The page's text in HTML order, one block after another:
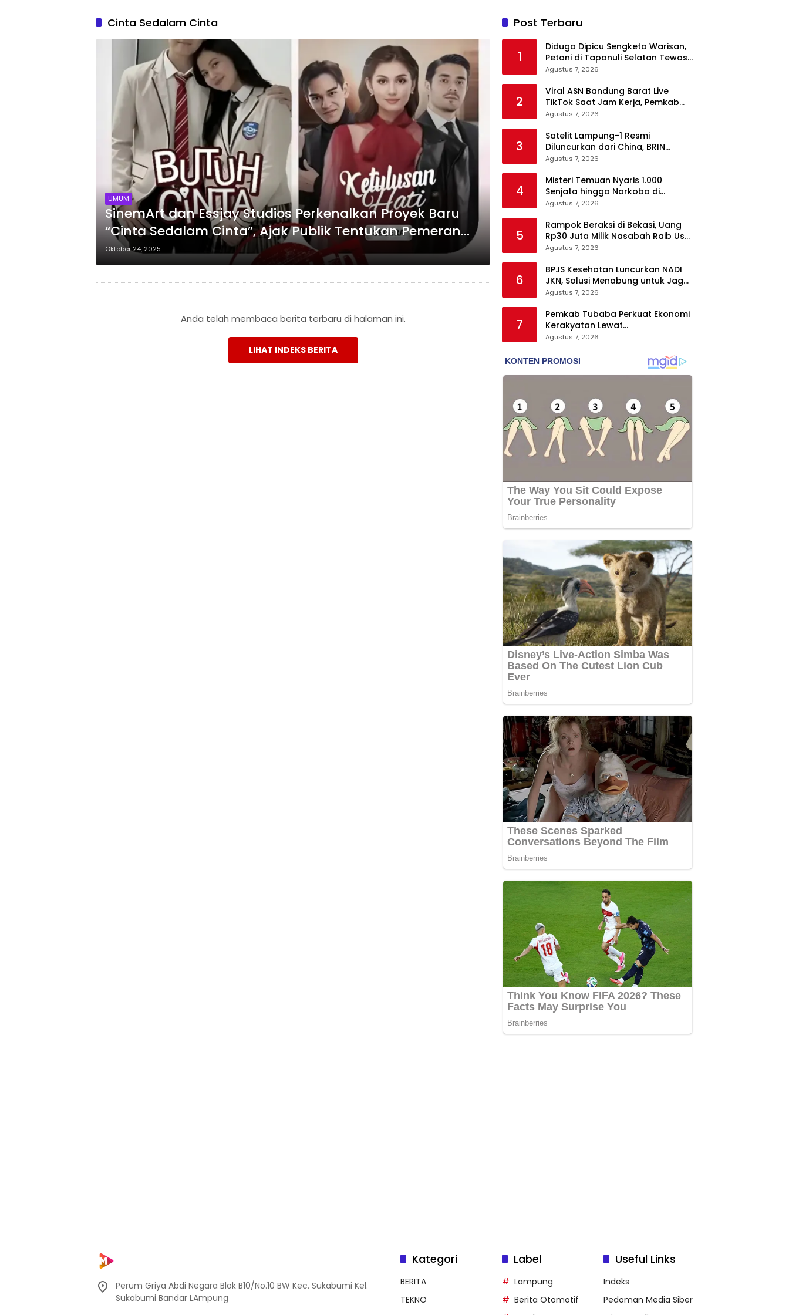
Cinta Sedalam Cinta
UMUM
SinemArt dan Essjay Studios Perkenalkan Proyek Baru
“Cinta Sedalam Cinta”, Ajak Publik Tentukan Pemeran
Utama
Oktober 24, 2025
Anda telah membaca berita terbaru di halaman ini.
LIHAT INDEKS BERITA
Post Terbaru
1
Diduga Dipicu Sengketa Warisan,
Petani di Tapanuli Selatan Tewas
Ditikam Adik Kandung
Agustus 7, 2026
2
Viral ASN Bandung Barat Live
TikTok Saat Jam Kerja, Pemkab
Siapkan Klarifikasi
Agustus 7, 2026
3
Satelit Lampung-1 Resmi
Diluncurkan dari China, BRIN
Pastikan Keamanan Data
Agustus 7, 2026
4
Misteri Temuan Nyaris 1.000
Senjata hingga Narkoba di
Sekolah Jaksel, Polisi Masih Selidiki
Agustus 7, 2026
5
Rampok Beraksi di Bekasi, Uang
Rp30 Juta Milik Nasabah Raib Usai
Ambil dari Bank
Agustus 7, 2026
6
BPJS Kesehatan Luncurkan NADI
JKN, Solusi Menabung untuk Jaga
Kepesertaan Tetap Aktif
Agustus 7, 2026
7
Pemkab Tubaba Perkuat Ekonomi
Kerakyatan Lewat
Pengembangan Peternakan dan
Agustus 7, 2026
Perum Griya Abdi Negara Blok B10/No.10 BW Kec. Sukabumi Kel.
Sukabumi Bandar LAmpung
Kategori
BERITA
TEKNO
Label
Lampung
Berita Otomotif
Useful Links
Indeks
Pedoman Media Siber